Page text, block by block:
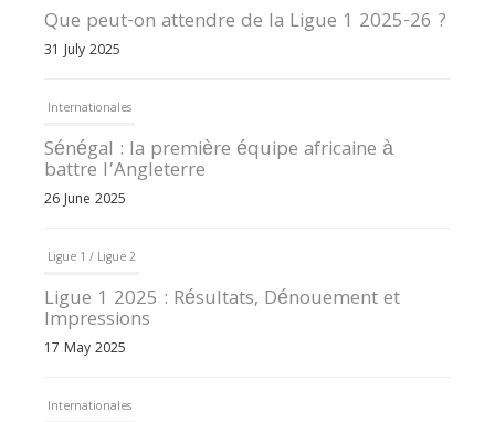
Que peut-on attendre de la Ligue 1 2025-26 ?
31 July 2025
Internationales
Sénégal : la première équipe africaine à
battre l’Angleterre
26 June 2025
Ligue 1 / Ligue 2
Ligue 1 2025 : Résultats, Dénouement et
Impressions
17 May 2025
Internationales